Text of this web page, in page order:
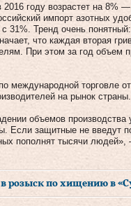
году возрастет на 8%
импорт азотных
31%. Тренд очень
что каждая вторая
При этом за год объем
международной торговле
на рынок страны.
объемов производства
Если защитные не введут
пополнят тысячи
розыск по хищению в